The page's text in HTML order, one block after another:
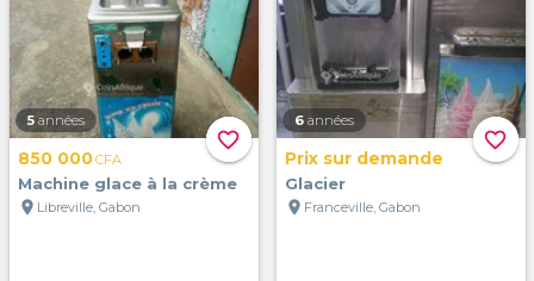
favorite_border
5 années
850 000CFA
Machine glace à la crème
location_on Libreville, Gabon
favorite_border
6 années
Prix sur demande
Glacier
location_on Franceville, Gabon